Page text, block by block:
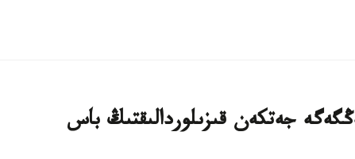
12 ميلليون تەڭگەگە جەتكەن قىزىلوردالىقتىڭ باس